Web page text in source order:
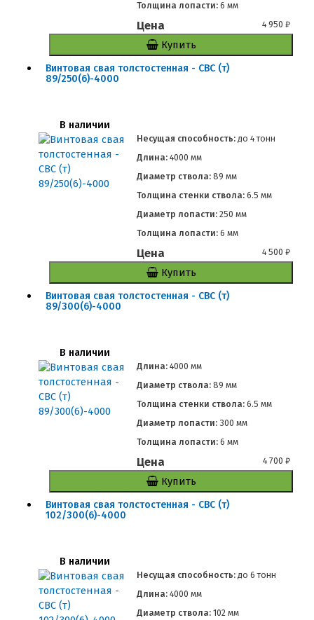
Толщина лопасти:6 мм
Цена 4 950₽
Купить
Винтовая свая толстостенная - СВС (т)
89/250(6)-4000
В наличии
Несущая способность: до 4 тонн
Длина:4000 мм
Диаметр ствола:89 мм
Толщина стенки ствола:6.5 мм
Диаметр лопасти:250 мм
Толщина лопасти:6 мм
Цена 4 500₽
Купить
Винтовая свая толстостенная - СВС (т)
89/300(6)-4000
В наличии
Длина:4000 мм
Диаметр ствола:89 мм
Толщина стенки ствола:6.5 мм
Диаметр лопасти:300 мм
Толщина лопасти:6 мм
Цена 4 700₽
Купить
Винтовая свая толстостенная - СВС (т)
102/300(6)-4000
В наличии
Несущая способность: до 6 тонн
Длина:4000 мм
Диаметр ствола:102 мм